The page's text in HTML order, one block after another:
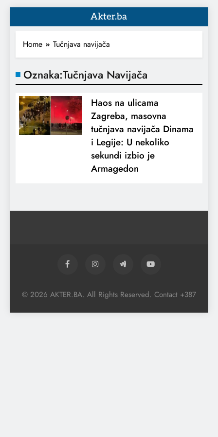
Akter.ba
Home Tučnjava navijača
Oznaka:Tučnjava Navijača
Haos na ulicama
Zagreba, masovna
tučnjava navijača Dinama
i Legije: U nekoliko
sekundi izbio je
Armagedon
© 2026 AKTER.BA. All Rights Reserved. Contact +387